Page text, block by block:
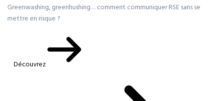
Greenwashing, greenhushing… comment communiquer RSE sans se
mettre en risque ?
Découvrez